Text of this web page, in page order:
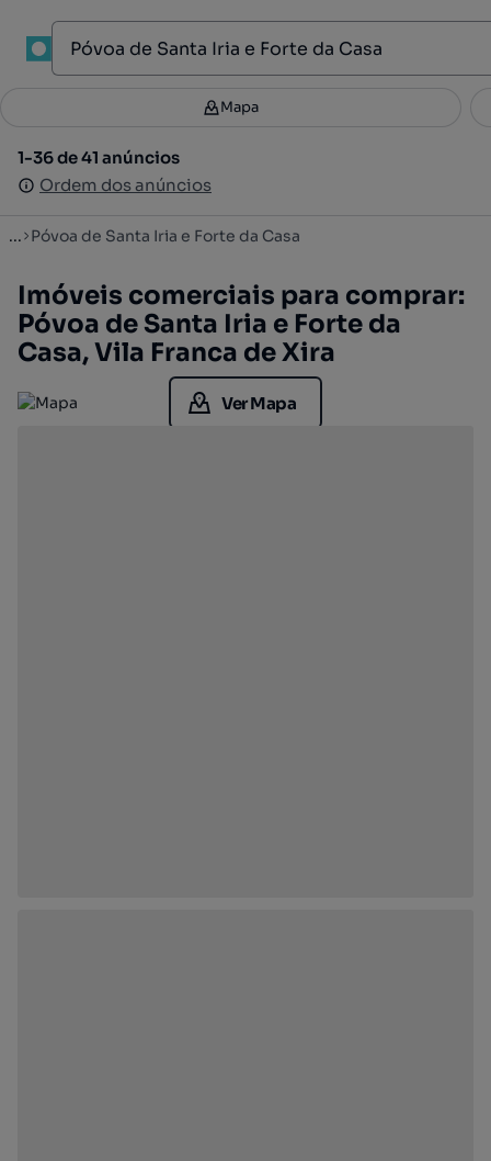
Filtros 2
1-36 de 41 anúncios
Ordem dos anúncios
Mapa
1-36 de 41 anúncios
Ordem dos anúncios
... Póvoa de Santa Iria e Forte da Casa
Imóveis comerciais para comprar:
Póvoa de Santa Iria e Forte da
Casa, Vila Franca de Xira
Ver Mapa